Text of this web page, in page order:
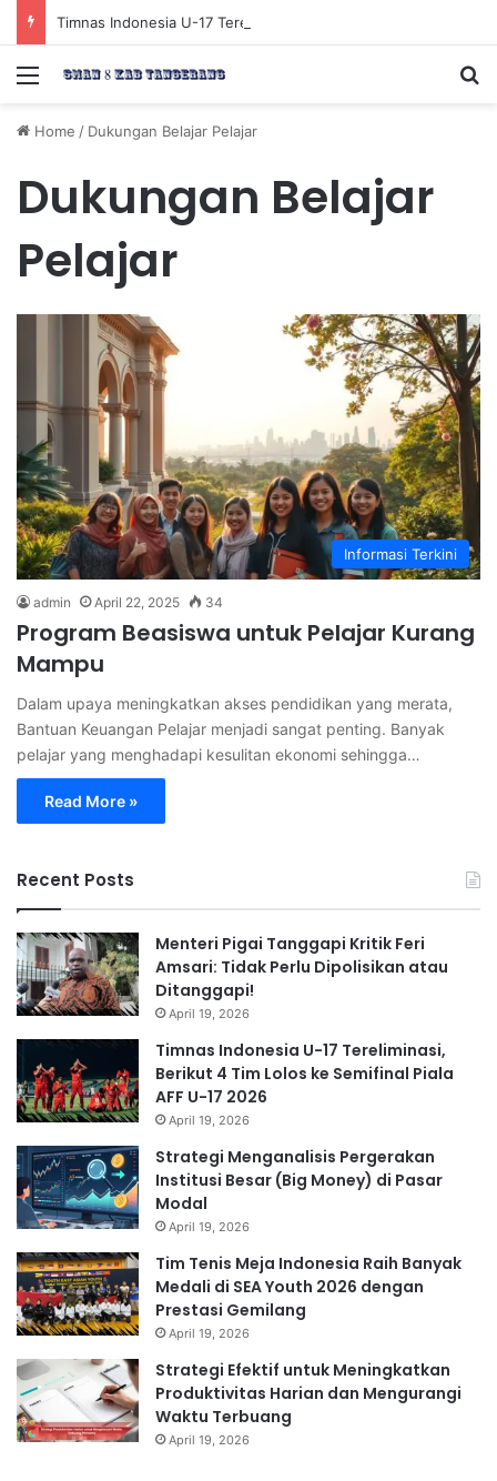
Menu
Home / Dukungan Belajar Pelajar
Dukungan Belajar
Pelajar
Informasi Terkini
admin April 22, 2025 34
Program Beasiswa untuk Pelajar Kurang
Mampu
Dalam upaya meningkatkan akses pendidikan yang merata,
Bantuan Keuangan Pelajar menjadi sangat penting. Banyak
pelajar yang menghadapi kesulitan ekonomi sehingga…
Read More »
Recent Posts
Menteri Pigai Tanggapi Kritik Feri
Amsari: Tidak Perlu Dipolisikan atau
Ditanggapi!
April 19, 2026
Timnas Indonesia U-17 Tereliminasi,
Berikut 4 Tim Lolos ke Semifinal Piala
AFF U-17 2026
April 19, 2026
Strategi Menganalisis Pergerakan
Institusi Besar (Big Money) di Pasar
Modal
April 19, 2026
Tim Tenis Meja Indonesia Raih Banyak
Medali di SEA Youth 2026 dengan
Prestasi Gemilang
April 19, 2026
Strategi Efektif untuk Meningkatkan
Produktivitas Harian dan Mengurangi
Waktu Terbuang
April 19, 2026